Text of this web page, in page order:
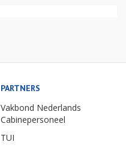
PARTNERS
Vakbond Nederlands
Cabinepersoneel
TUI